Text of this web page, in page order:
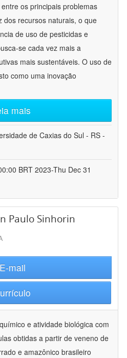
os principais problemas
dos recursos naturais, o que
de uso de pesticidas e
se cada vez mais a
mais sustentáveis. O uso de
como uma inovação
mais
de Caxias do Sul - RS -
BRT 2023-Thu Dec 31
Paulo Sinhorin
E-mail
e atividade biológica com
obtidas a partir de veneno de
e amazônico brasileiro